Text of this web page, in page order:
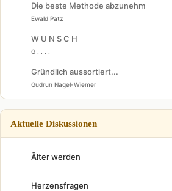
Die beste Methode abzunehm
Ewald Patz
W U N S C H
G . . . .
Gründlich aussortiert...
Gudrun Nagel-Wiemer
Aktuelle Diskussionen
Älter werden
Herzensfragen